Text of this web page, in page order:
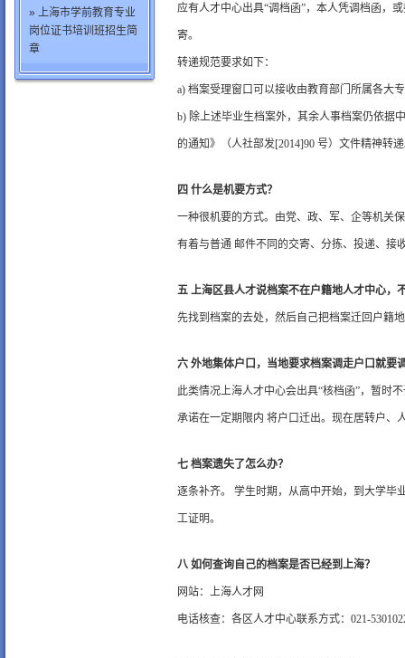
» 上海市学前教育专业
岗位证书培训班招生简
章
应有人才中心出具“调档函”，本人凭调档函，
寄。
转递规范要求如下：
a) 档案受理窗口可以接收由教育部门所属各大
b) 除上述毕业生档案外，其余人事档案仍依据
的通知》（人社部发[2014]90 号）文件精神转
四 什么是机要方式？
一种很机要的方式。由党、政、军、企等机关
有着与普通 邮件不同的交寄、分拣、投递、接
五 上海区县人才说档案不在户籍地人才中心，
先找到档案的去处，然后自己把档案迁回户籍
六 外地集体户口，当地要求档案调走户口就要
此类情况上海人才中心会出具“核档函”，暂时
承诺在一定期限内 将户口迁出。现在居转户、
七 档案遗失了怎么办？
逐条补齐。 学生时期，从高中开始，到大学毕
工证明。
八 如何查询自己的档案是否已经到上海？
网站： 上海人才网
电话核查：各区人才中心联系方式：021-